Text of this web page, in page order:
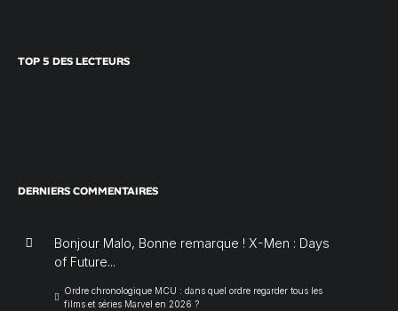
TOP 5 DES LECTEURS
DERNIERS COMMENTAIRES
Bonjour Malo, Bonne remarque ! X-Men : Days
of Future...
Ordre chronologique MCU : dans quel ordre regarder tous les
films et séries Marvel en 2026 ?